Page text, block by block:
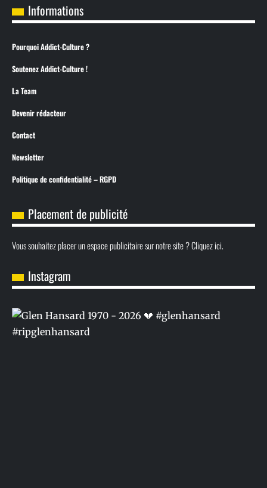
Informations
Pourquoi Addict-Culture ?
Soutenez Addict-Culture !
La Team
Devenir rédacteur
Contact
Newsletter
Politique de confidentialité – RGPD
Placement de publicité
Vous souhaitez placer un espace publicitaire sur notre site ? Cliquez ici.
Instagram